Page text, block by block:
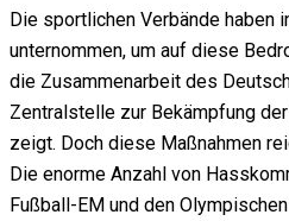
Die sportlichen Verbände haben
unternommen, um auf diese
die Zusammenarbeit des
Zentralstelle zur Bekämpfung
zeigt. Doch diese Maßnahmen
Die enorme Anzahl von
Fußball-EM und den